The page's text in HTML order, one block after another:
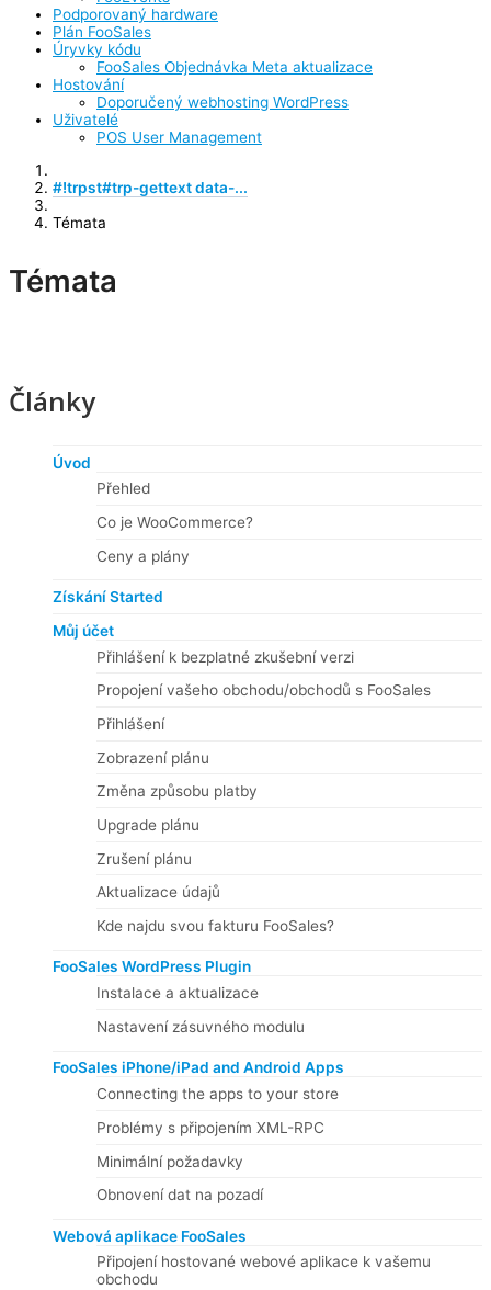
Podporovaný hardware
Plán FooSales
Úryvky kódu
FooSales Objednávka Meta aktualizace
Hostování
Doporučený webhosting WordPress
Uživatelé
POS User Management
#!trpst#trp-gettext data-...
Témata
Témata
Články
Úvod
Přehled
Co je WooCommerce?
Ceny a plány
Získání Started
Můj účet
Přihlášení k bezplatné zkušební verzi
Propojení vašeho obchodu/obchodů s FooSales
Přihlášení
Zobrazení plánu
Změna způsobu platby
Upgrade plánu
Zrušení plánu
Aktualizace údajů
Kde najdu svou fakturu FooSales?
FooSales WordPress Plugin
Instalace a aktualizace
Nastavení zásuvného modulu
FooSales iPhone/iPad and Android Apps
Connecting the apps to your store
Problémy s připojením XML-RPC
Minimální požadavky
Obnovení dat na pozadí
Webová aplikace FooSales
Připojení hostované webové aplikace k vašemu
obchodu